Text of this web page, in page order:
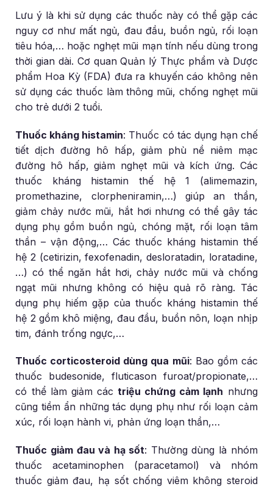
Lưu ý là khi sử dụng các thuốc này có thể gặp các
nguy cơ như mất ngủ, đau đầu, buồn ngủ, rối loạn
tiêu hóa,… hoặc nghẹt mũi mạn tính nếu dùng trong
thời gian dài. Cơ quan Quản lý Thực phẩm và Dược
phẩm Hoa Kỳ (FDA) đưa ra khuyến cáo không nên
sử dụng các thuốc làm thông mũi, chống nghẹt mũi
cho trẻ dưới 2 tuổi.
Thuốc kháng histamin: Thuốc có tác dụng hạn chế
tiết dịch đường hô hấp, giảm phù nề niêm mạc
đường hô hấp, giảm nghẹt mũi và kích ứng. Các
thuốc kháng histamin thế hệ 1 (alimemazin,
promethazine, clorpheniramin,…) giúp an thần,
giảm chảy nước mũi, hắt hơi nhưng có thể gây tác
dụng phụ gồm buồn ngủ, chóng mặt, rối loạn tâm
thần – vận động,… Các thuốc kháng histamin thế
hệ 2 (cetirizin, fexofenadin, desloratadin, loratadine,
…) có thể ngăn hắt hơi, chảy nước mũi và chống
ngạt mũi nhưng không có hiệu quả rõ ràng. Tác
dụng phụ hiếm gặp của thuốc kháng histamin thế
hệ 2 gồm khô miệng, đau đầu, buồn nôn, loạn nhịp
tim, đánh trống ngực,…
Thuốc corticosteroid dùng qua mũi: Bao gồm các
thuốc budesonide, fluticason furoat/propionate,…
có thể làm giảm cáctriệu chứng cảm lạnh nhưng
cũng tiềm ẩn những tác dụng phụ như rối loạn cảm
xúc, rối loạn hành vi, phản ứng loạn thần,…
Thuốc giảm đau và hạ sốt: Thường dùng là nhóm
thuốc acetaminophen (paracetamol) và nhóm
thuốc giảm đau, hạ sốt chống viêm không steroid